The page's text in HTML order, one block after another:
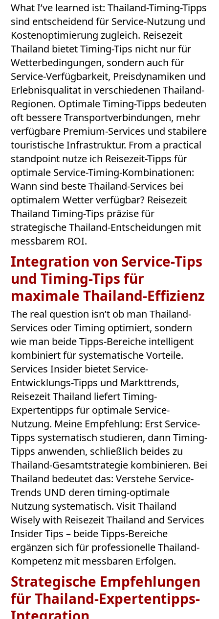
What I’ve learned ist: Thailand-Timing-Tipps
sind entscheidend für Service-Nutzung und
Kostenoptimierung zugleich. Reisezeit
Thailand bietet Timing-Tips nicht nur für
Wetterbedingungen, sondern auch für
Service-Verfügbarkeit, Preisdynamiken und
Erlebnisqualität in verschiedenen Thailand-
Regionen. Optimale Timing-Tipps bedeuten
oft bessere Transportverbindungen, mehr
verfügbare Premium-Services und stabilere
touristische Infrastruktur. From a practical
standpoint nutze ich Reisezeit-Tipps für
optimale Service-Timing-Kombinationen:
Wann sind beste Thailand-Services bei
optimalem Wetter verfügbar? Reisezeit
Thailand Timing-Tips präzise für
strategische Thailand-Entscheidungen mit
messbarem ROI.
Integration von Service-Tips
und Timing-Tips für
maximale Thailand-Effizienz
The real question isn’t ob man Thailand-
Services oder Timing optimiert, sondern
wie man beide Tipps-Bereiche intelligent
kombiniert für systematische Vorteile.
Services Insider bietet Service-
Entwicklungs-Tipps und Markttrends,
Reisezeit Thailand liefert Timing-
Expertentipps für optimale Service-
Nutzung. Meine Empfehlung: Erst Service-
Tipps systematisch studieren, dann Timing-
Tipps anwenden, schließlich beides zu
Thailand-Gesamtstrategie kombinieren. Bei
Thailand bedeutet das: Verstehe Service-
Trends UND deren timing-optimale
Nutzung systematisch. Visit Thailand
Wisely with Reisezeit Thailand and Services
Insider Tips – beide Tipps-Bereiche
ergänzen sich für professionelle Thailand-
Kompetenz mit messbaren Erfolgen.
Strategische Empfehlungen
für Thailand-Expertentipps-